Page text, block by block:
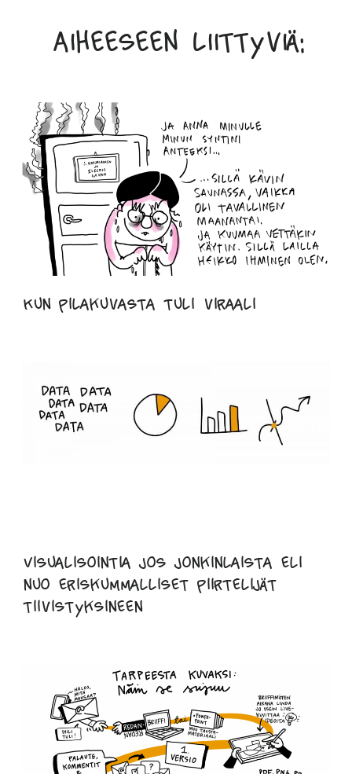
Aiheeseen liittyviä:
Kun pilakuvasta tuli viraali
Visualisointia jos jonkinlaista eli
nuo eriskummalliset piirtelijät
tiivistyksineen